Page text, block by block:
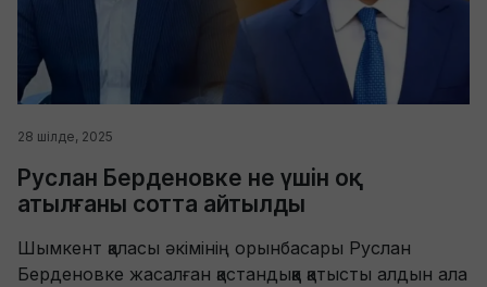
28 шілде, 2025
Руслан Берденовке не үшін оқ
атылғаны сотта айтылды
Шымкент қаласы әкімінің орынбасары Руслан
Берденовке жасалған қастандыққа қатысты алдын ала